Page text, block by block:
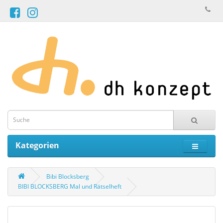
Kategorien
Bibi Blocksberg
BIBI BLOCKSBERG Mal und Rätselheft